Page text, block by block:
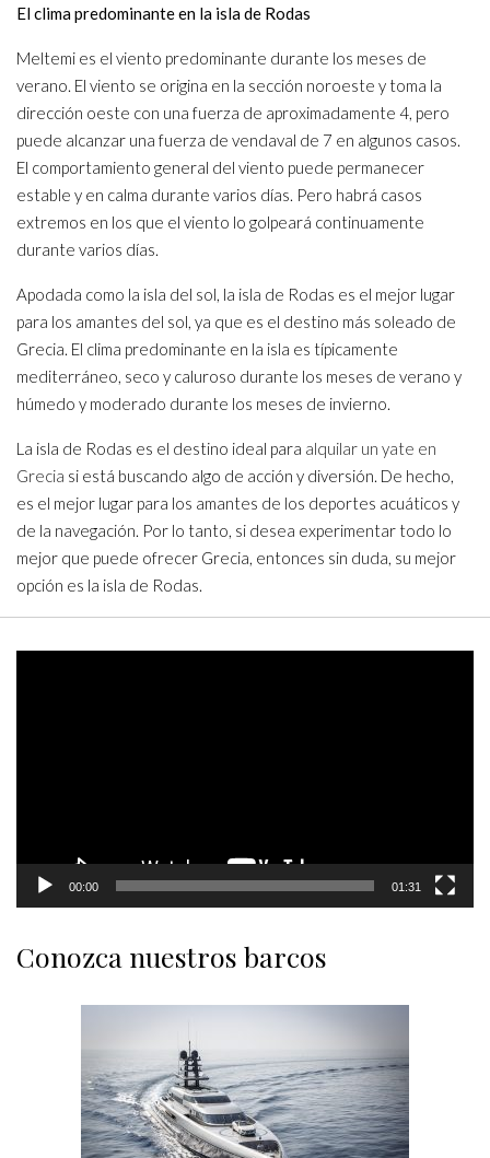
El clima predominante en la isla de Rodas
Meltemi es el viento predominante durante los meses de
verano. El viento se origina en la sección noroeste y toma la
dirección oeste con una fuerza de aproximadamente 4, pero
puede alcanzar una fuerza de vendaval de 7 en algunos casos.
El comportamiento general del viento puede permanecer
estable y en calma durante varios días. Pero habrá casos
extremos en los que el viento lo golpeará continuamente
durante varios días.
Apodada como la isla del sol, la isla de Rodas es el mejor lugar
para los amantes del sol, ya que es el destino más soleado de
Grecia. El clima predominante en la isla es típicamente
mediterráneo, seco y caluroso durante los meses de verano y
húmedo y moderado durante los meses de invierno.
La isla de Rodas es el destino ideal para alquilar un yate en
Grecia si está buscando algo de acción y diversión. De hecho,
es el mejor lugar para los amantes de los deportes acuáticos y
de la navegación. Por lo tanto, si desea experimentar todo lo
mejor que puede ofrecer Grecia, entonces sin duda, su mejor
opción es la isla de Rodas.
00:00 01:31
Conozca nuestros barcos